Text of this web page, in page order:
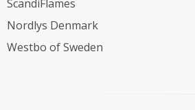
ScandiFlames
Nordlys Denmark
Westbo of Sweden